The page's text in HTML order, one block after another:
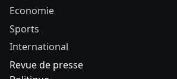
Economie
Sports
International
Revue de presse